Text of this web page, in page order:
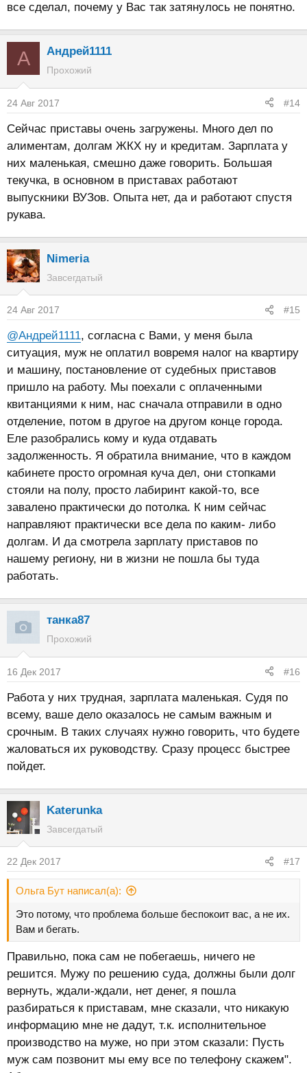
все сделал, почему у Вас так затянулось не понятно.
А Андрей1111
Прохожий
24 Авг 2017 #14
Сейчас приставы очень загружены. Много дел по
алиментам, долгам ЖКХ ну и кредитам. Зарплата у
них маленькая, смешно даже говорить. Большая
текучка, в основном в приставах работают
выпускники ВУЗов. Опыта нет, да и работают спустя
рукава.
Nimeria
Завсегдатый
24 Авг 2017 #15
@Андрей1111, согласна с Вами, у меня была
ситуация, муж не оплатил вовремя налог на квартиру
и машину, постановление от судебных приставов
пришло на работу. Мы поехали с оплаченными
квитанциями к ним, нас сначала отправили в одно
отделение, потом в другое на другом конце города.
Еле разобрались кому и куда отдавать
задолженность. Я обратила внимание, что в каждом
кабинете просто огромная куча дел, они стопками
стояли на полу, просто лабиринт какой-то, все
завалено практически до потолка. К ним сейчас
направляют практически все дела по каким- либо
долгам. И да смотрела зарплату приставов по
нашему региону, ни в жизни не пошла бы туда
работать.
танка87
Прохожий
16 Дек 2017 #16
Работа у них трудная, зарплата маленькая. Судя по
всему, ваше дело оказалось не самым важным и
срочным. В таких случаях нужно говорить, что будете
жаловаться их руководству. Сразу процесс быстрее
пойдет.
Katerunka
Завсегдатый
22 Дек 2017 #17
Ольга Бут написал(а):
Это потому, что проблема больше беспокоит вас, а не их.
Вам и бегать.
Правильно, пока сам не побегаешь, ничего не
решится. Мужу по решению суда, должны были долг
вернуть, ждали-ждали, нет денег, я пошла
разбираться к приставам, мне сказали, что никакую
информацию мне не дадут, т.к. исполнительное
производство на муже, но при этом сказали: Пусть
муж сам позвонит мы ему все по телефону скажем".